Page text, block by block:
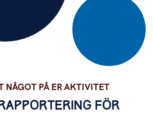
på er aktivitet
NÅGOT PÅ ER AKTIVITET
FÖR